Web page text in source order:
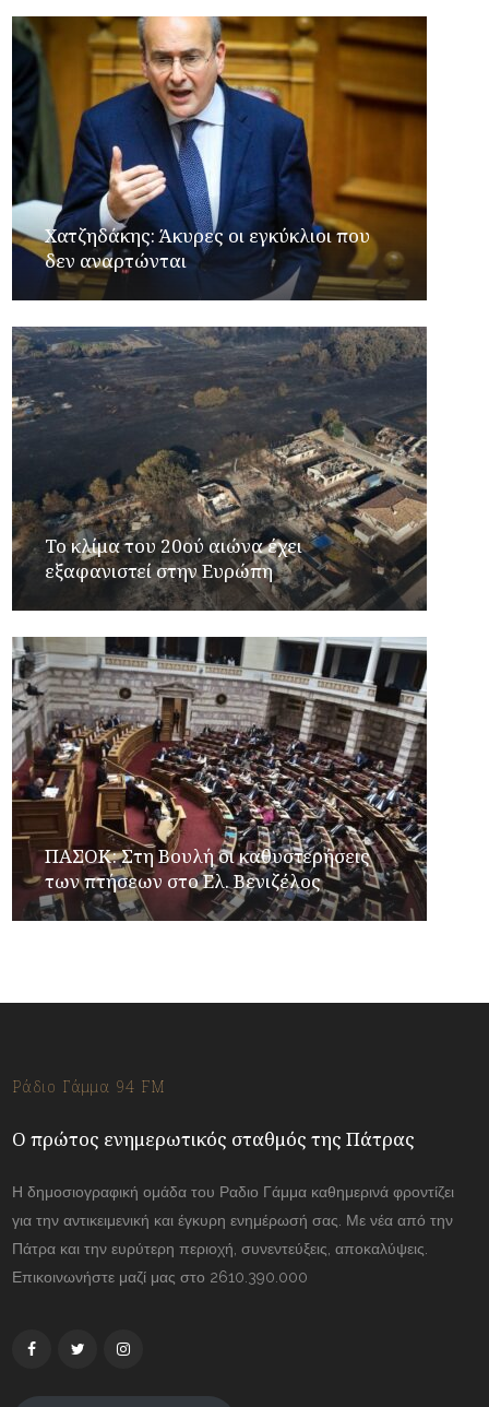
Xατζηδάκης: Άκυρες οι εγκύκλιοι που
δεν αναρτώνται
Το κλίμα του 20ού αιώνα έχει
εξαφανιστεί στην Ευρώπη
ΠΑΣΟΚ: Στη Βουλή οι καθυστερήσεις
των πτήσεων στο Ελ. Βενιζέλος
Ράδιο Γάμμα 94 FM
Ο πρώτος ενημερωτικός σταθμός της Πάτρας
Η δημοσιογραφική ομάδα του Ραδιο Γάμμα καθημερινά φροντίζει
για την αντικειμενική και έγκυρη ενημέρωσή σας. Με νέα από την
Πάτρα και την ευρύτερη περιοχή, συνεντεύξεις, αποκαλύψεις.
Επικοινωνήστε μαζί μας στο 2610.390.000